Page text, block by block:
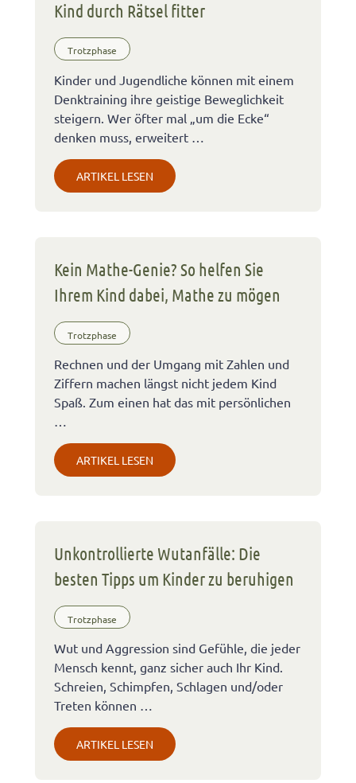
Kind durch Rätsel fitter
Trotzphase
Kinder und Jugendliche können mit einem
Denktraining ihre geistige Beweglichkeit
steigern. Wer öfter mal „um die Ecke“
denken muss, erweitert …
ARTIKEL LESEN
Kein Mathe-Genie? So helfen Sie
Ihrem Kind dabei, Mathe zu mögen
Trotzphase
Rechnen und der Umgang mit Zahlen und
Ziffern machen längst nicht jedem Kind
Spaß. Zum einen hat das mit persönlichen
…
ARTIKEL LESEN
Unkontrollierte Wutanfälle: Die
besten Tipps um Kinder zu beruhigen
Trotzphase
Wut und Aggression sind Gefühle, die jeder
Mensch kennt, ganz sicher auch Ihr Kind.
Schreien, Schimpfen, Schlagen und/oder
Treten können …
ARTIKEL LESEN